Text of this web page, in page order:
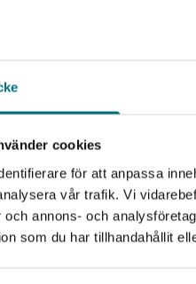
cookies
för att anpassa
vår trafik. Vi
och annons- och
som du har tillhandahållit
och